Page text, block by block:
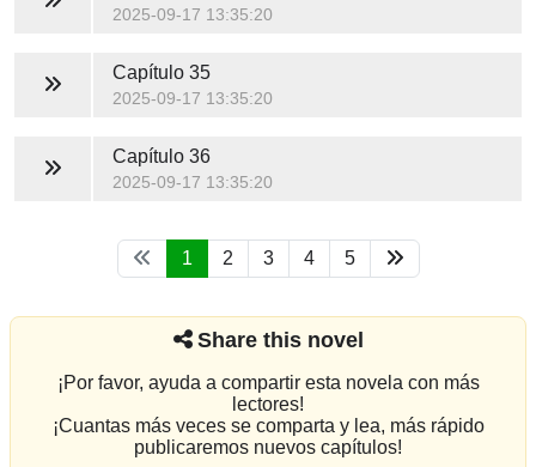
2025-09-17 13:35:20
Capítulo 35
2025-09-17 13:35:20
Capítulo 36
2025-09-17 13:35:20
1 2 3 4 5
Share this novel
¡Por favor, ayuda a compartir esta novela con más
lectores!
¡Cuantas más veces se comparta y lea, más rápido
publicaremos nuevos capítulos!